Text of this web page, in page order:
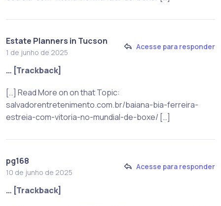
Estate Planners in Tucson
1 de junho de 2025
Acesse para responder
… [Trackback]
[…] Read More on on that Topic:
salvadorentretenimento.com.br/baiana-bia-ferreira-
estreia-com-vitoria-no-mundial-de-boxe/ […]
pg168
10 de junho de 2025
Acesse para responder
… [Trackback]